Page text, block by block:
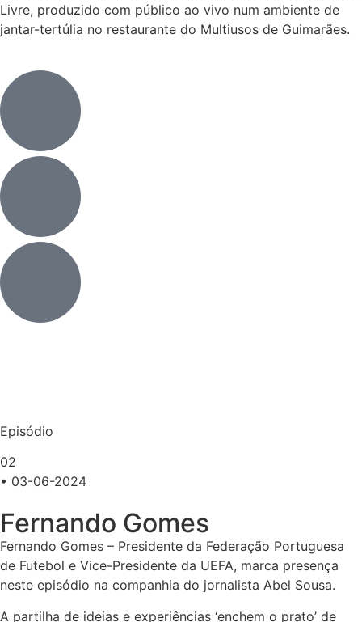
Livre, produzido com público ao vivo num ambiente de
jantar-tertúlia no restaurante do Multiusos de Guimarães.
Episódio
02
• 03-06-2024
Fernando Gomes
Fernando Gomes – Presidente da Federação Portuguesa
de Futebol e Vice-Presidente da UEFA, marca presença
neste episódio na companhia do jornalista Abel Sousa.
A partilha de ideias e experiências ‘enchem o prato’ de